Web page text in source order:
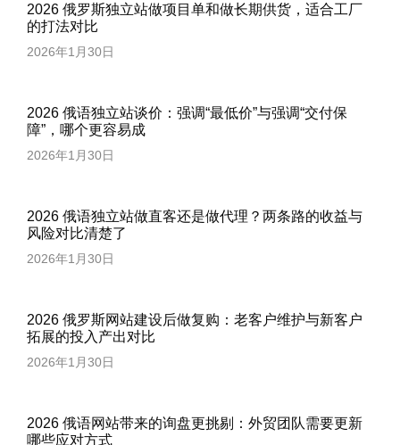
2026 俄罗斯独立站做项目单和做长期供货，适合工厂
的打法对比
2026年1月30日
2026 俄语独立站谈价：强调“最低价”与强调“交付保
障”，哪个更容易成
2026年1月30日
2026 俄语独立站做直客还是做代理？两条路的收益与
风险对比清楚了
2026年1月30日
2026 俄罗斯网站建设后做复购：老客户维护与新客户
拓展的投入产出对比
2026年1月30日
2026 俄语网站带来的询盘更挑剔：外贸团队需要更新
哪些应对方式